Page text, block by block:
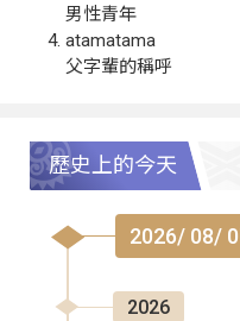
男性青年
atamatama
父字輩的稱呼
歷史上的今天
2026/ 08/
2026